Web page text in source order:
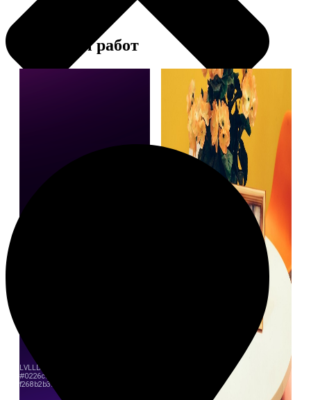
Примеры работ